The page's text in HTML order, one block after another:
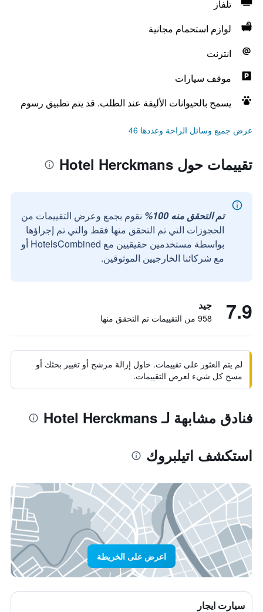
تلفاز
لوازم استحمام مجانية
انترنت
موقف سيارات
يسمح بالحيوانات الأليفة عند الطلب. قد يتم تطبيق رسوم
عرض جميع وسائل الراحة وعددها 46
تقييمات حول Hotel Herckmans
تم التحقق منه 100%
نقوم بجمع وعرض التقييمات من
الحجوزات التي تم التحقق منها فقط والتي تم إجراؤها
بواسطة مستخدمين حقيقيين مع HotelsCombined أو
مع شركائنا الخارجيين الموثوقين.
7.9 جيد
958 من التقييمات تم التحقق منها
لم يتم العثور على تقييمات. حاول إزالة مرشح أو تغيير بحثك أو
مسح كل شيء لعرض التقييمات.
فنادق مشابهة لـ Hotel Herckmans
استكشف اتيلبروك
اعرض على الخريطة
سيارت ايجار